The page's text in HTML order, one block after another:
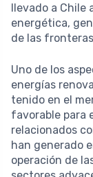
llevado a Chile
energética,
de las
Uno de los
energías
tenido en el
favorable para
relacionados
han generado
operación de